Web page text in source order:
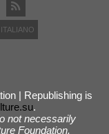
| Republishing is
.
not necessarily
Foundation.